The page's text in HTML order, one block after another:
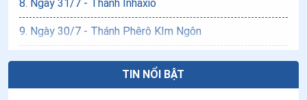
8. Ngày 31/7 - Thánh Inhaxio
9 Ngày 30/7 - Thánh Phêrô KIm Ngôn
10.Ngày 29/7 - Thánh nữ Matta
11.Ngày 26/7 - Thánh Gioakim và Anna
TIN NỔI BẬT